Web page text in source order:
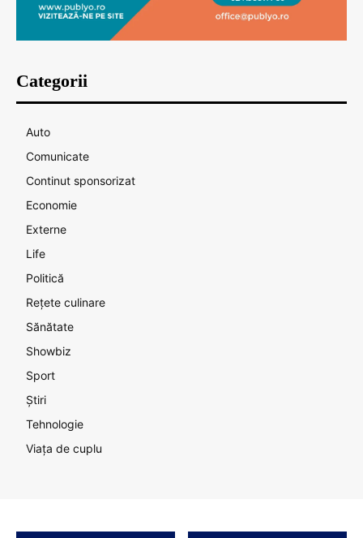
Categorii
Auto
Comunicate
Continut sponsorizat
Economie
Externe
Life
Politică
Rețete culinare
Sănătate
Showbiz
Sport
Știri
Tehnologie
Viața de cuplu